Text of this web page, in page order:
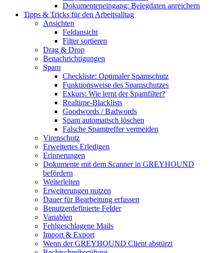
Dokumenteneingang: Belegdaten anreichern
Tipps & Tricks für den Arbeitsalltag
Ansichten
Feldansicht
Filter sortieren
Drag & Drop
Benachrichtigungen
Spam
Checkliste: Optimaler Spamschutz
Funktionsweise des Spamschutzes
Exkurs: Wie lernt der Spamfilter?
Realtime-Blacklists
Goodwords / Badwords
Spam automatisch löschen
Falsche Spamtreffer vermeiden
Virenschutz
Erweitertes Erledigen
Erinnerungen
Dokumente mit dem Scanner in GREYHOUND
befördern
Weiterleiten
Erweiterungen nutzen
Dauer für Bearbeitung erfassen
Benutzerdefinierte Felder
Variablen
Fehlgeschlagene Mails
Import & Export
Wenn der GREYHOUND Client abstürzt